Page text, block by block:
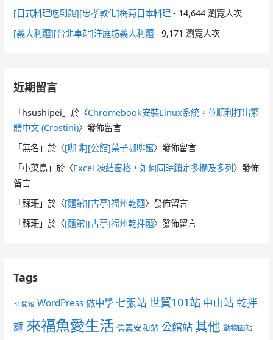
[日式料理吃到飽][忠孝敦化]梅菊日本料理 - 14,644 瀏覽人次
[義大利麵][台北車站]洋庭坊義大利麵 - 9,171 瀏覽人次
近期留言
「 hsushipei 」於〈Chromebook安裝Linux系統，並順利打出繁
體中文 (Crostini)〉發佈留言
「無名 」於〈[咖啡][公館]葉子咖啡館〉發佈留言
「小菜鳥 」於〈Excel 凍結窗格，如何同時鎖定多欄及多列 〉發佈
留言
「蘇珊 」於〈[麵館][古亭]福州乾麵〉發佈留言
「蘇珊 」於〈[麵館][古亭]福州乾拌麵〉發佈留言
Tags
3C開箱 WordPress 做中學 七張站 世貿101站 中山站 乾拌
麵 來福魚愛生活 信義安和站 公館站 其他 動物園站